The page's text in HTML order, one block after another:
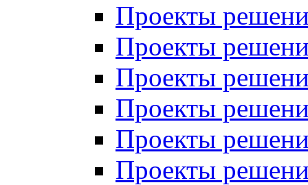
Проекты
Проекты
Проекты
Проекты
Проекты
Проекты